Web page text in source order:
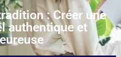
: Créer une
authentique et